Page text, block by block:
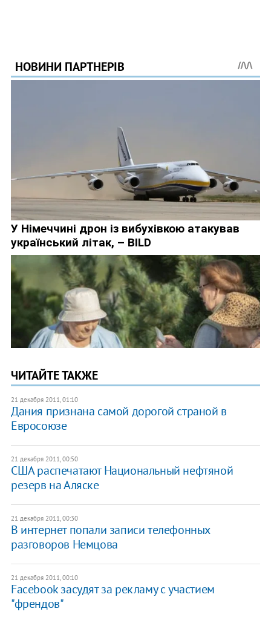
ЧИТАЙТЕ ТАКЖЕ
21 декабря 2011, 01:10
Дания признана самой дорогой страной в
Евросоюзе
21 декабря 2011, 00:50
США распечатают Национальный нефтяной
резерв на Аляске
21 декабря 2011, 00:30
В интернет попали записи телефонных
разговоров Немцова
21 декабря 2011, 00:10
Facebook засудят за рекламу с участием
"френдов"